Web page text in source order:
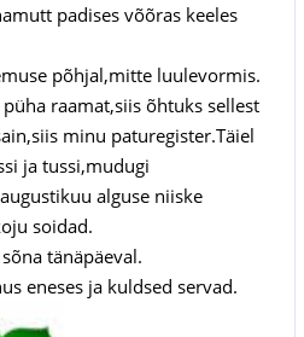
padises võõras keeles
põhjal,mitte luulevormis.
raamat,siis õhtuks sellest
minu paturegister.Täiel
ja tussi,mudugi
alguse niiske
soidad.
tänäpäeval.
eneses ja kuldsed servad.